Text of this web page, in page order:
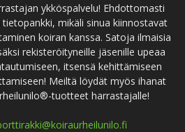
ykköspalvelu! Ehdottomasti
mikäli sinua kiinnostavat
koiran kanssa. Satoja ilmaisia
rekisteröityneille jäsenille upeaa
itsensä kehittämiseen
Meiltä löydät myös ihanat
tuotteet harrastajalle!